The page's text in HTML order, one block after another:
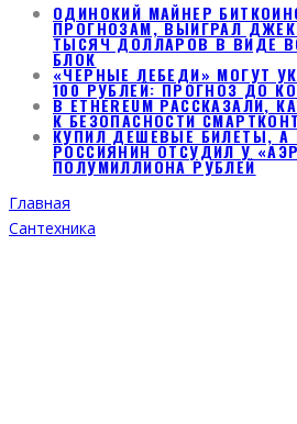
ОДИНОКИЙ МАЙНЕР
ПРОГНОЗАМ, ВЫИГРАЛ
ТЫСЯЧ ДОЛЛАРОВ В ВИДЕ
БЛОК
«ЧЕРНЫЕ ЛЕБЕДИ» МОГУТ
100 РУБЛЕЙ: ПРОГНОЗ ДО
В ETHEREUM РАССКАЗАЛИ,
К БЕЗОПАСНОСТИ
КУПИЛ ДЕШЕВЫЕ БИЛЕТЫ, А
РОССИЯНИН ОТСУДИЛ У
ПОЛУМИЛЛИОНА РУБЛЕЙ
Главная
Сантехника